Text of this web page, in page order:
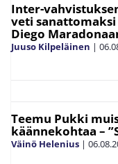
Inter-
veti
Diego
Juuso Kilpeläinen |
Teemu Pukki
käännekohtaa –
Väinö Helenius |